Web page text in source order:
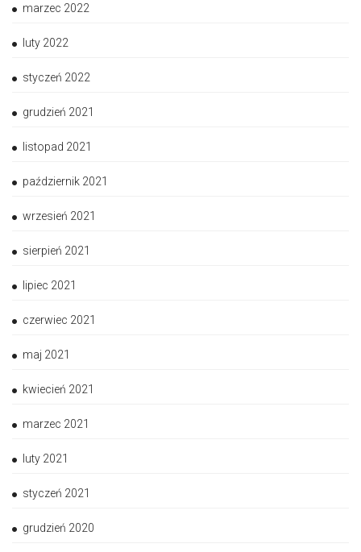
marzec 2022
luty 2022
styczeń 2022
grudzień 2021
listopad 2021
październik 2021
wrzesień 2021
sierpień 2021
lipiec 2021
czerwiec 2021
maj 2021
kwiecień 2021
marzec 2021
luty 2021
styczeń 2021
grudzień 2020